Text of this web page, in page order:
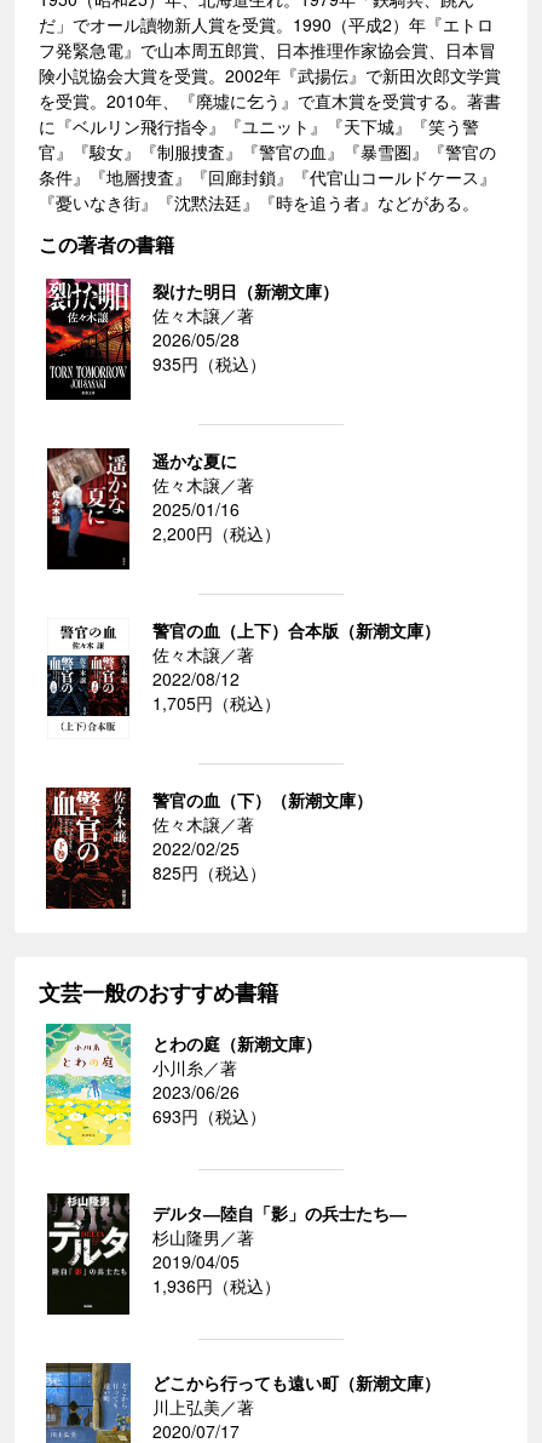
だ」でオール讀物新人賞を受賞。1990（平成2）年『エトロ
フ発緊急電』で山本周五郎賞、日本推理作家協会賞、日本冒
険小説協会大賞を受賞。2002年『武揚伝』で新田次郎文学賞
を受賞。2010年、『廃墟に乞う』で直木賞を受賞する。著書
に『ベルリン飛行指令』『ユニット』『天下城』『笑う警
官』『駿女』『制服捜査』『警官の血』『暴雪圏』『警官の
条件』『地層捜査』『回廊封鎖』『代官山コールドケース』
『憂いなき街』『沈黙法廷』『時を追う者』などがある。
この著者の書籍
裂けた明日（新潮文庫）
佐々木譲／著
2026/05/28
935円（税込）
遥かな夏に
佐々木譲／著
2025/01/16
2,200円（税込）
警官の血（上下）合本版（新潮文庫）
佐々木譲／著
2022/08/12
1,705円（税込）
警官の血（下）（新潮文庫）
佐々木譲／著
2022/02/25
825円（税込）
文芸一般のおすすめ書籍
とわの庭（新潮文庫）
小川糸／著
2023/06/26
693円（税込）
デルタ―陸自「影」の兵士たち―
杉山隆男／著
2019/04/05
1,936円（税込）
どこから行っても遠い町（新潮文庫）
川上弘美／著
2020/07/17